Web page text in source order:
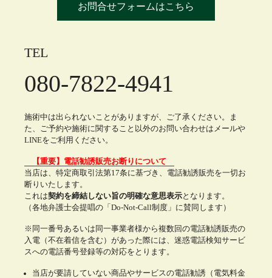
お問合せフォームはこちら
TEL
080-7822-4941
施術中は出られないことがありますが、ご了承ください。ま
た、ご予約や施術に関すること以外のお問い合わせはメールや
LINEをご利用ください。
【重要】電話勧誘販売お断りについて
当店は、特定商取引法第17条に基づき、電話勧誘販売を一切お
断りいたします。
これは契約を締結しない旨の明確な意思表示となります。
（各地弁護士会提唱の「Do-Not-Call制度」に賛同します）
※同一番号あるいは同一事業者様から複数回の電話勧誘販売の
入電（不在着信を含む）があった際には、迷惑電話検知サービ
スへの電話番号登録等の対応をとります。
当店が要請していない商品やサービスの電話勧誘（電気料金